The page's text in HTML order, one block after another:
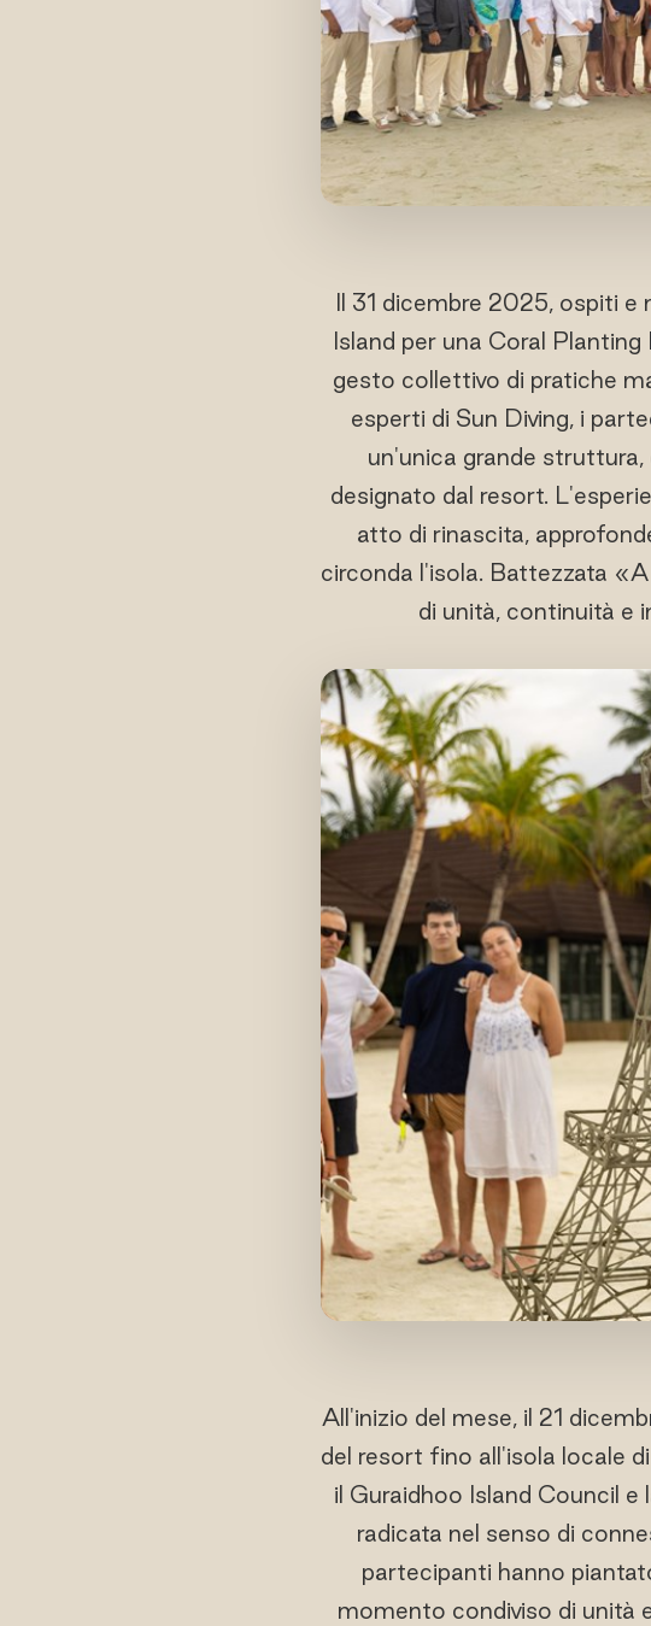
Il 31 dicembre 2025, ospiti
Island per una Coral
gesto collettivo di pratiche
esperti di Sun Diving, i
un'unica grande
designato dal resort.
atto di rinascita,
circonda l'isola. Battezzata
di unità, continuità e
All'inizio del mese, il 21
del resort fino all'isola locale
il Guraidhoo Island Council
radicata nel senso di
partecipanti hanno
momento condiviso di unità